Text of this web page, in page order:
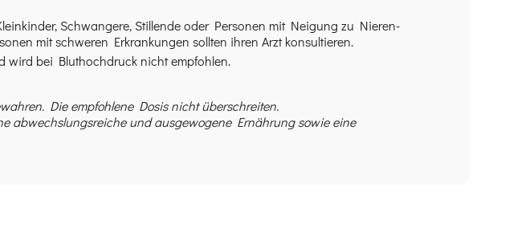
Schwangere, Stillende oder Personen mit Neigung zu Nieren-
mit schweren Erkrankungen sollten ihren Arzt konsultieren.
wird bei Bluthochdruck nicht empfohlen.
Die empfohlene Dosis nicht überschreiten.
abwechslungsreiche und ausgewogene Ernährung sowie eine